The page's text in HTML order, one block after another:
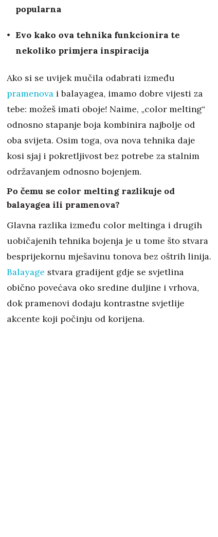
popularna
Evo kako ova tehnika funkcionira te
nekoliko primjera inspiracija
Ako si se uvijek mučila odabrati između
pramenova i balayagea, imamo dobre vijesti za
tebe: možeš imati oboje! Naime, „color melting“
odnosno stapanje boja kombinira najbolje od
oba svijeta. Osim toga, ova nova tehnika daje
kosi sjaj i pokretljivost bez potrebe za stalnim
održavanjem odnosno bojenjem.
Po čemu se color melting razlikuje od
balayagea ili pramenova?
Glavna razlika između color meltinga i drugih
uobičajenih tehnika bojenja je u tome što stvara
besprijekornu mješavinu tonova bez oštrih linija.
Balayage stvara gradijent gdje se svjetlina
obično povećava oko sredine duljine i vrhova,
dok pramenovi dodaju kontrastne svjetlije
akcente koji počinju od korijena.